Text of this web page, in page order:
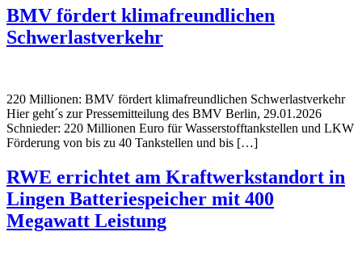
BMV fördert klimafreundlichen
Schwerlastverkehr
220 Millionen: BMV fördert klimafreundlichen Schwerlastverkehr
Hier geht´s zur Pressemitteilung des BMV Berlin, 29.01.2026
Schnieder: 220 Millionen Euro für Wasserstofftankstellen und LKW
Förderung von bis zu 40 Tankstellen und bis […]
RWE errichtet am Kraftwerkstandort in
Lingen Batteriespeicher mit 400
Megawatt Leistung